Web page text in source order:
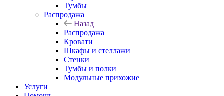
Тумбы
Распродажа
Назад
Распродажа
Кровати
Шкафы и стеллажи
Стенки
Тумбы и полки
Модульные прихожие
Услуги